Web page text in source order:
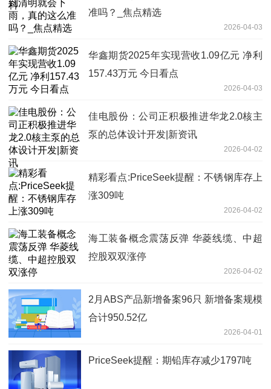
准吗？_焦点精选
2026-04-03
华鑫期货2025年实现营收1.09亿元 净利
157.43万元 今日看点
2026-04-03
佳电股份：公司正积极推进华龙2.0核主
泵的总体设计开发|新资讯
2026-04-02
精彩看点:PriceSeek提醒：不锈钢库存上
涨309吨
2026-04-02
海工装备概念震荡反弹 华菱线缆、中超
控股双双涨停
2026-04-02
2月ABS产品新增备案96只 新增备案规模
合计950.52亿
2026-04-01
PriceSeek提醒：期铅库存减少1797吨